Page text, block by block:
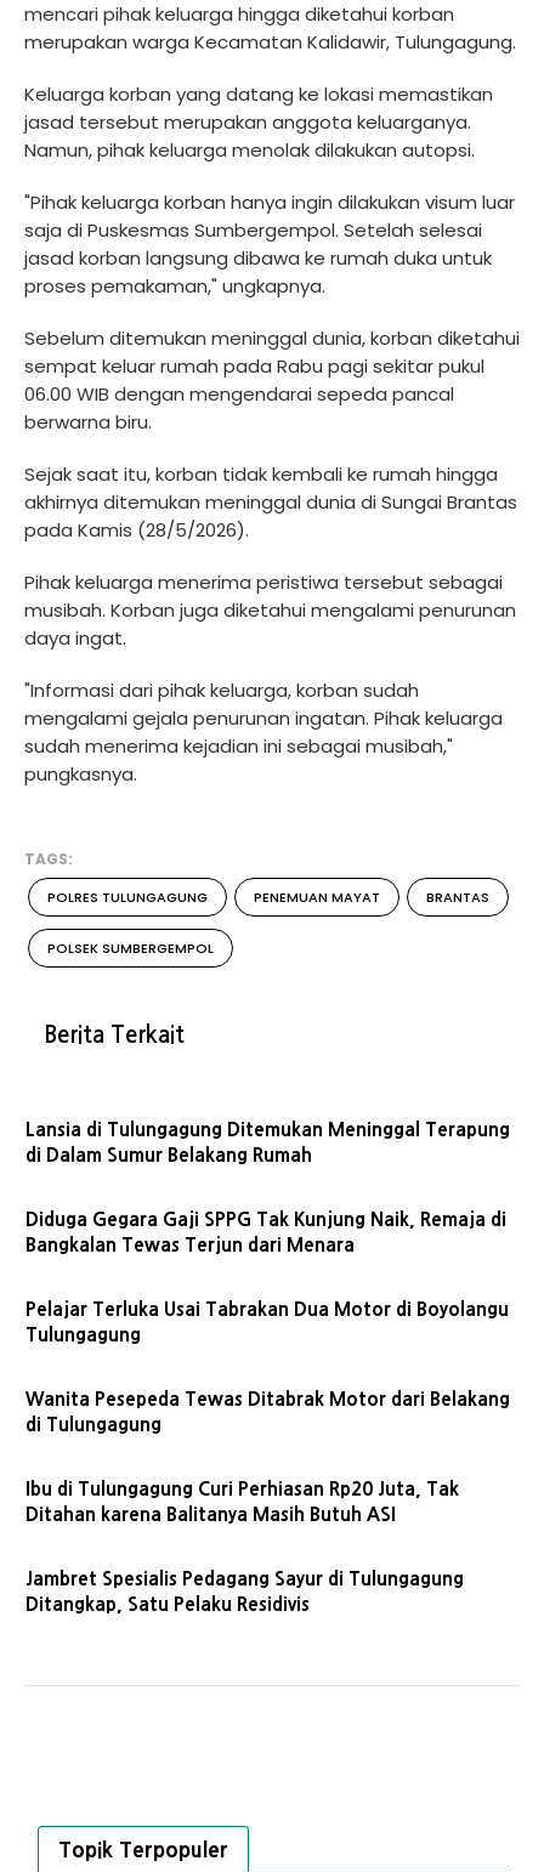
mencari pihak keluarga hingga diketahui korban
merupakan warga Kecamatan Kalidawir, Tulungagung.
Keluarga korban yang datang ke lokasi memastikan
jasad tersebut merupakan anggota keluarganya.
Namun, pihak keluarga menolak dilakukan autopsi.
"Pihak keluarga korban hanya ingin dilakukan visum luar
saja di Puskesmas Sumbergempol. Setelah selesai
jasad korban langsung dibawa ke rumah duka untuk
proses pemakaman," ungkapnya.
Sebelum ditemukan meninggal dunia, korban diketahui
sempat keluar rumah pada Rabu pagi sekitar pukul
06.00 WIB dengan mengendarai sepeda pancal
berwarna biru.
Sejak saat itu, korban tidak kembali ke rumah hingga
akhirnya ditemukan meninggal dunia di Sungai Brantas
pada Kamis (28/5/2026).
Pihak keluarga menerima peristiwa tersebut sebagai
musibah. Korban juga diketahui mengalami penurunan
daya ingat.
"Informasi dari pihak keluarga, korban sudah
mengalami gejala penurunan ingatan. Pihak keluarga
sudah menerima kejadian ini sebagai musibah,"
pungkasnya.
TAGS:
POLRES TULUNGAGUNG PENEMUAN MAYAT BRANTAS
POLSEK SUMBERGEMPOL
Berita Terkait
Lansia di Tulungagung Ditemukan Meninggal Terapung
di Dalam Sumur Belakang Rumah
Diduga Gegara Gaji SPPG Tak Kunjung Naik, Remaja di
Bangkalan Tewas Terjun dari Menara
Pelajar Terluka Usai Tabrakan Dua Motor di Boyolangu
Tulungagung
Wanita Pesepeda Tewas Ditabrak Motor dari Belakang
di Tulungagung
Ibu di Tulungagung Curi Perhiasan Rp20 Juta, Tak
Ditahan karena Balitanya Masih Butuh ASI
Jambret Spesialis Pedagang Sayur di Tulungagung
Ditangkap, Satu Pelaku Residivis
Topik Terpopuler